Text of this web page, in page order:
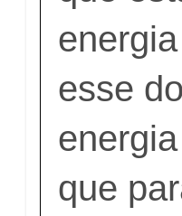
esse
que